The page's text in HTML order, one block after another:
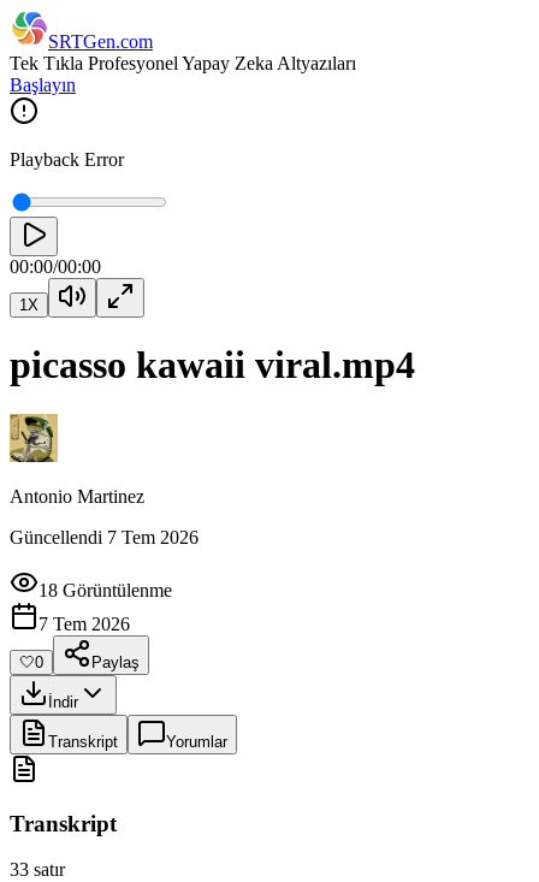
SRTGen.com
Tek Tıkla Profesyonel Yapay Zeka Altyazıları
Başlayın
Playback Error
00:00/00:00
1X
picasso kawaii viral.mp4
Antonio Martinez
Güncellendi 7 Tem 2026
18 Görüntülenme
7 Tem 2026
🤍0 Paylaş
İndir
Transkript Yorumlar
Transkript
33 satır